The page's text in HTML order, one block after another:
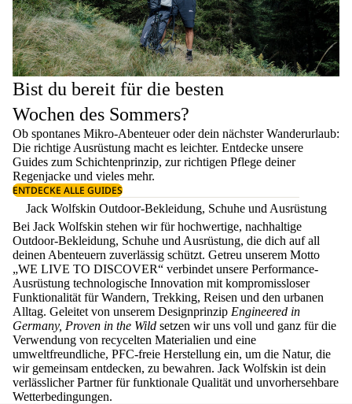
Bist du bereit für die besten
Wochen des Sommers?
Ob spontanes Mikro-Abenteuer oder dein nächster Wanderurlaub:
Die richtige Ausrüstung macht es leichter. Entdecke unsere
Guides zum Schichtenprinzip, zur richtigen Pflege deiner
Regenjacke und vieles mehr.
ENTDECKE ALLE GUIDES
Jack Wolfskin Outdoor-Bekleidung, Schuhe und Ausrüstung
Bei Jack Wolfskin stehen wir für hochwertige, nachhaltige
Outdoor-Bekleidung, Schuhe und Ausrüstung, die dich auf all
deinen Abenteuern zuverlässig schützt. Getreu unserem Motto
„WE LIVE TO DISCOVER“ verbindet unsere Performance-
Ausrüstung technologische Innovation mit kompromissloser
Funktionalität für Wandern, Trekking, Reisen und den urbanen
Alltag. Geleitet von unserem Designprinzip Engineered in
Germany, Proven in the Wild setzen wir uns voll und ganz für die
Verwendung von recycelten Materialien und eine
umweltfreundliche, PFC-freie Herstellung ein, um die Natur, die
wir gemeinsam entdecken, zu bewahren. Jack Wolfskin ist dein
verlässlicher Partner für funktionale Qualität und unvorhersehbare
Wetterbedingungen.